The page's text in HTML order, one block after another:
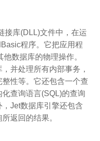
接库(DLL)文件中，在运
程序。它把应用程
数据库的物理操作。
并处理所有内部事务，
性等。它还包含一个查
查询语言(SQL)的查询
Jet数据库引擎还包含
返回的结果。